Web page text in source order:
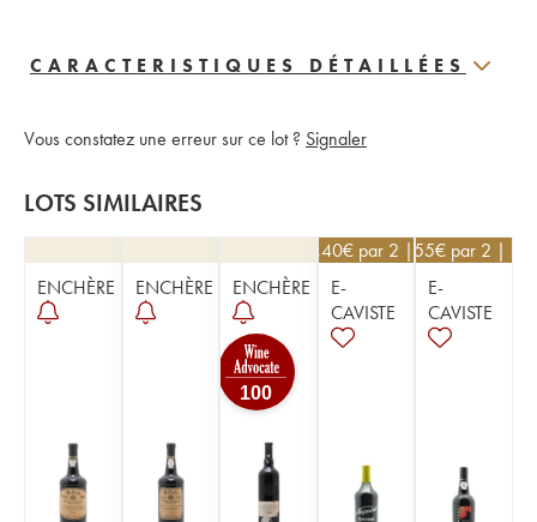
CARACTERISTIQUES DÉTAILLÉES
Vous constatez une erreur sur ce lot ? Signaler
LOTS SIMILAIRES
ENCHÈRE ENCHÈRE ENCHÈRE
100
106,40€ par 2 | -5%
E-
CAVISTE
65,55€ par 2 | -
E-
CAVISTE